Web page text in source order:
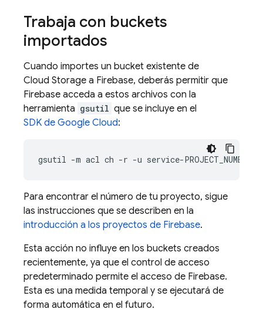
Trabaja con buckets
importados
Cuando importes un bucket existente de
Cloud Storage a Firebase, deberás permitir que
Firebase acceda a estos archivos con la
herramienta gsutil que se incluye en el
SDK de Google Cloud:
gsutil -m acl ch -r -u service-
Para encontrar el número de tu proyecto, sigue
las instrucciones que se describen en la
introducción a los proyectos de Firebase.
Esta acción no influye en los buckets creados
recientemente, ya que el control de acceso
predeterminado permite el acceso de Firebase.
Esta es una medida temporal y se ejecutará de
forma automática en el futuro.